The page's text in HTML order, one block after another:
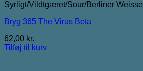
Syrligt/Vildtgæret/Sour/Berliner Weisse
Bryg 365 The Virus Beta
62,00 kr.
Tilføj til kurv